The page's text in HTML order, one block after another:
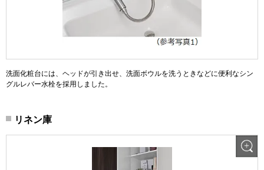
洗面化粧台には、ヘッドが引き出せ、洗面ボウルを洗うときなどに便利なシン
グルレバー水栓を採用しました。
リネン庫